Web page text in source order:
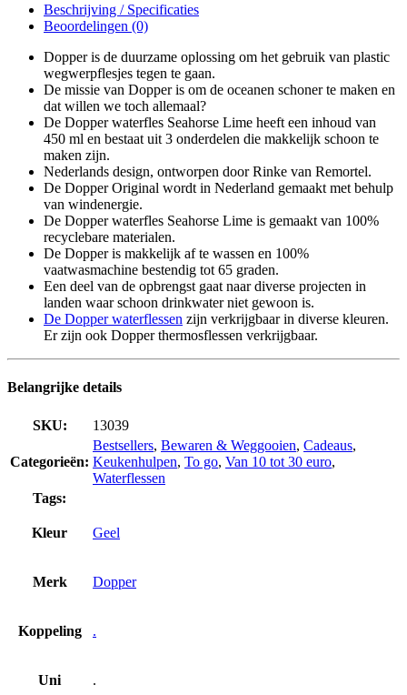
Beschrijving / Specificaties
Beoordelingen (0)
Dopper is de duurzame oplossing om het gebruik van plastic
wegwerpflesjes tegen te gaan.
De missie van Dopper is om de oceanen schoner te maken en
dat willen we toch allemaal?
De Dopper waterfles Seahorse Lime heeft een inhoud van
450 ml en bestaat uit 3 onderdelen die makkelijk schoon te
maken zijn.
Nederlands design, ontworpen door Rinke van Remortel.
De Dopper Original wordt in Nederland gemaakt met behulp
van windenergie.
De Dopper waterfles Seahorse Lime is gemaakt van 100%
recyclebare materialen.
De Dopper is makkelijk af te wassen en 100%
vaatwasmachine bestendig tot 65 graden.
Een deel van de opbrengst gaat naar diverse projecten in
landen waar schoon drinkwater niet gewoon is.
De Dopper waterflessen zijn verkrijgbaar in diverse kleuren.
Er zijn ook Dopper thermosflessen verkrijgbaar.
Belangrijke details
SKU: 13039
Categorieën:
Bestsellers, Bewaren & Weggooien, Cadeaus,
Keukenhulpen, To go, Van 10 tot 30 euro,
Waterflessen
Tags:
Kleur Geel
Merk Dopper
Koppeling .
Uni .